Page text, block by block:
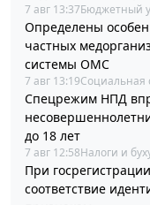
7 авг 13:37Бюджетный
Определены
частных
системы ОМС
7 авг 13:19Социальная
Спецрежим НПД
до 18 лет
7 авг 12:58Налоги и
При
соответствие